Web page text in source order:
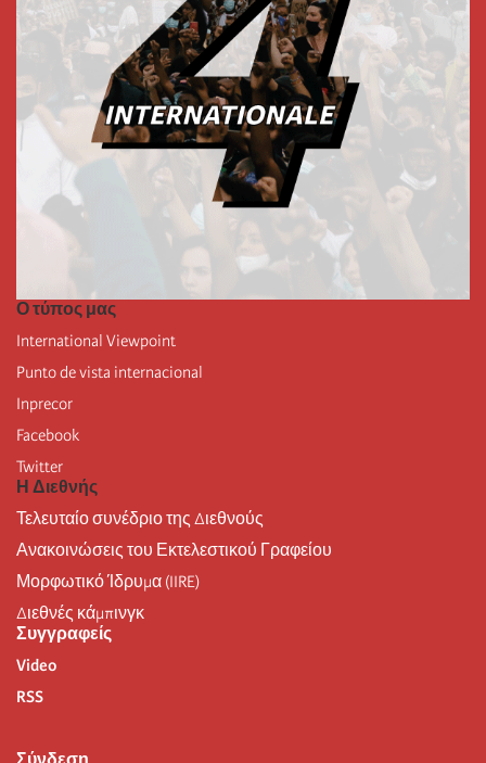
Ο τύπος μας
International Viewpoint
Punto de vista internacional
Inprecor
Facebook
Twitter
Η Διεθνής
Τελευταίο συνέδριο της Διεθνούς
Ανακοινώσεις του Εκτελεστικού Γραφείου
Μορφωτικό Ίδρυμα (IIRE)
Διεθνές κάμπινγκ
Συγγραφείς
Video
RSS